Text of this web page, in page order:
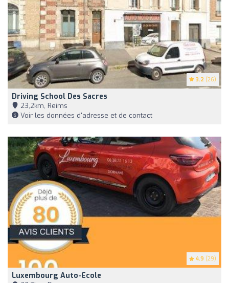
3.2 (26)
Driving School Des Sacres
23,2km, Reims
Voir les données d'adresse et de contact
4.9 (29)
Luxembourg Auto-Ecole